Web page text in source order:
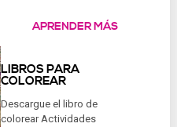
APRENDER MÁS
LIBROS PARA
COLOREAR
Descargue el libro de
colorear Actividades